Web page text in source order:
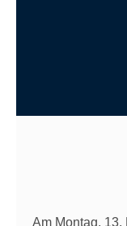
Am Montag, 13.